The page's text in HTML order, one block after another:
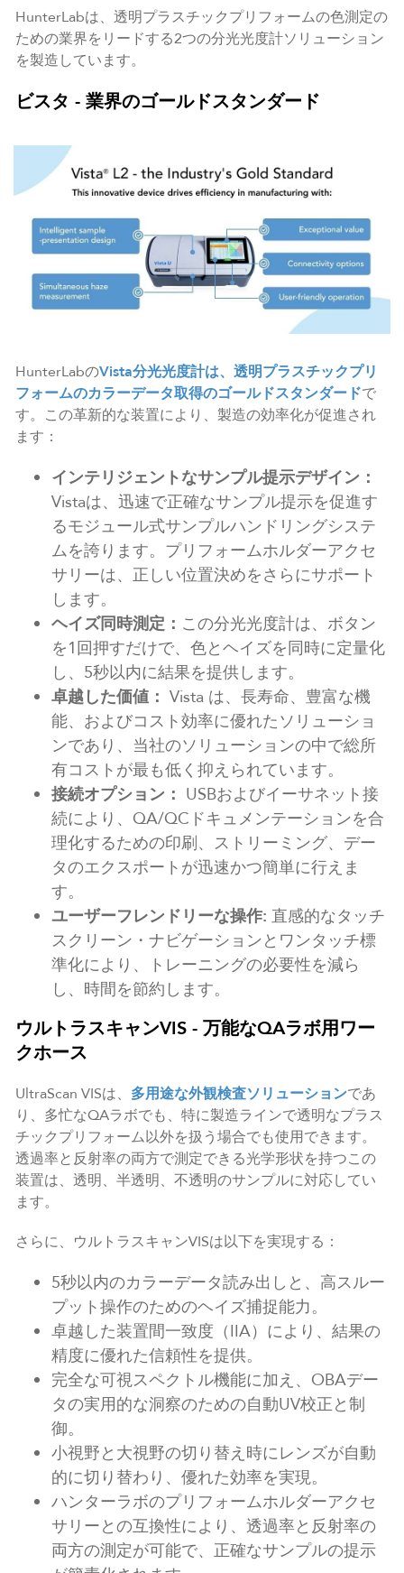
HunterLabは、透明プラスチックプリフォームの色測定の
ための業界をリードする2つの分光光度計ソリューション
を製造しています。
ビスタ - 業界のゴールドスタンダード
HunterLabのVista分光光度計は、透明プラスチックプリ
フォームのカラーデータ取得のゴールドスタンダードで
す。この革新的な装置により、製造の効率化が促進され
ます：
インテリジェントなサンプル提示デザイン：
Vistaは、迅速で正確なサンプル提示を促進す
るモジュール式サンプルハンドリングシステ
ムを誇ります。プリフォームホルダーアクセ
サリーは、正しい位置決めをさらにサポート
します。
ヘイズ同時測定： この分光光度計は、ボタン
を1回押すだけで、色とヘイズを同時に定量化
し、5秒以内に結果を提供します。
卓越した価値： Vista は、長寿命、豊富な機
能、およびコスト効率に優れたソリューショ
ンであり、当社のソリューションの中で総所
有コストが最も低く抑えられています。
接続オプション： USBおよびイーサネット接
続により、QA/QCドキュメンテーションを合
理化するための印刷、ストリーミング、デー
タのエクスポートが迅速かつ簡単に行えま
す。
ユーザーフレンドリーな操作: 直感的なタッチ
スクリーン・ナビゲーションとワンタッチ標
準化により、トレーニングの必要性を減ら
し、時間を節約します。
ウルトラスキャンVIS - 万能なQAラボ用ワー
クホース
UltraScan VISは、 多用途な外観検査ソリューションであ
り、多忙なQAラボでも、特に製造ラインで透明なプラス
チックプリフォーム以外を扱う場合でも使用できます。
透過率と反射率の両方で測定できる光学形状を持つこの
装置は、透明、半透明、不透明のサンプルに対応してい
ます。
さらに、ウルトラスキャンVISは以下を実現する：
5秒以内のカラーデータ読み出しと、高スルー
プット操作のためのヘイズ捕捉能力。
卓越した装置間一致度（IIA）により、結果の
精度に優れた信頼性を提供。
完全な可視スペクトル機能に加え、OBAデー
タの実用的な洞察のための自動UV校正と制
御。
小視野と大視野の切り替え時にレンズが自動
的に切り替わり、優れた効率を実現。
ハンターラボのプリフォームホルダーアクセ
サリーとの互換性により、透過率と反射率の
両方の測定が可能で、正確なサンプルの提示